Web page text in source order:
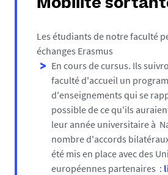
Mobilité
Les étudiants de notre faculté
échanges Erasmus
En cours de cursus. Ils
faculté d'accueil un
d'enseignements qui se
possible de ce qu'ils
leur année universitaire à
nombre d'accords
été mis en place avec des
européennes partenaires :